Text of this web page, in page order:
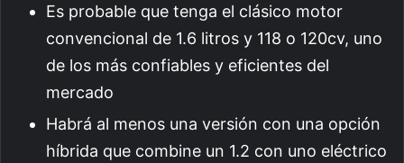
Es probable que tenga el clásico motor
convencional de 1.6 litros y 118 o 120cv, uno
de los más confiables y eficientes del
mercado
Habrá al menos una versión con una opción
híbrida que combine un 1.2 con uno eléctrico